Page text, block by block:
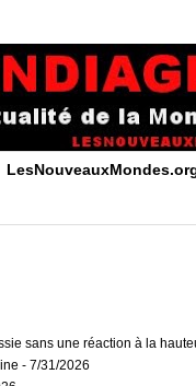
sans une réaction à la
- 7/31/2026